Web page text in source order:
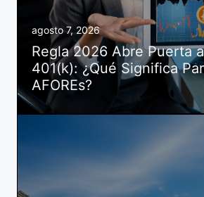
agosto 7, 2026
Regla 2026 Abre Puerta
401(k): ¿Qué Significa
AFOREs?